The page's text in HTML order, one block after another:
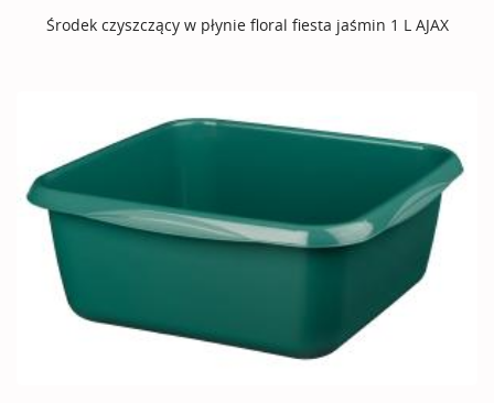
Środek czyszczący w płynie floral fiesta jaśmin 1 L AJAX